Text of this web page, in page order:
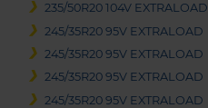
235/50R20 104V EXTRALOAD
245/35R20 95V EXTRALOAD
245/35R20 95V EXTRALOAD
245/35R20 95V EXTRALOAD
245/35R20 95V EXTRALOAD